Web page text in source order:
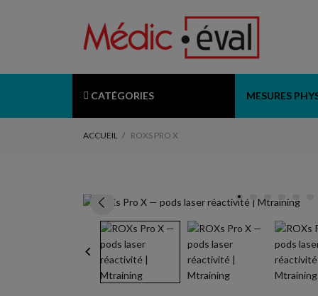
CATÉGORIES MESURES
ACCUEIL ROXS PRO X
keyboard_arrow_left